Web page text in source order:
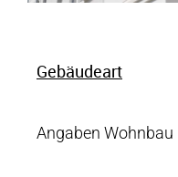
Gebäudeart
Angaben Wohnbau